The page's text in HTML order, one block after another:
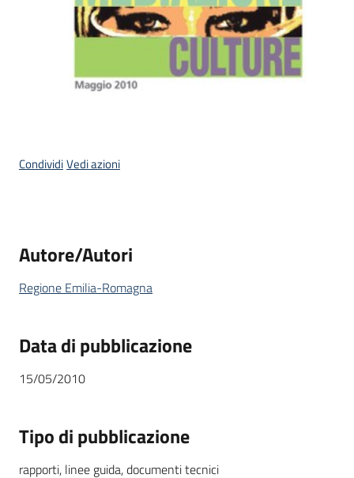
CondividiVedi azioni
Autore/Autori
Regione Emilia-Romagna
Data di pubblicazione
15/05/2010
Tipo di pubblicazione
rapporti, linee guida, documenti tecnici